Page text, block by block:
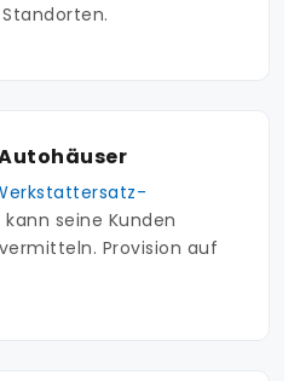
seine Kunden
Provision auf